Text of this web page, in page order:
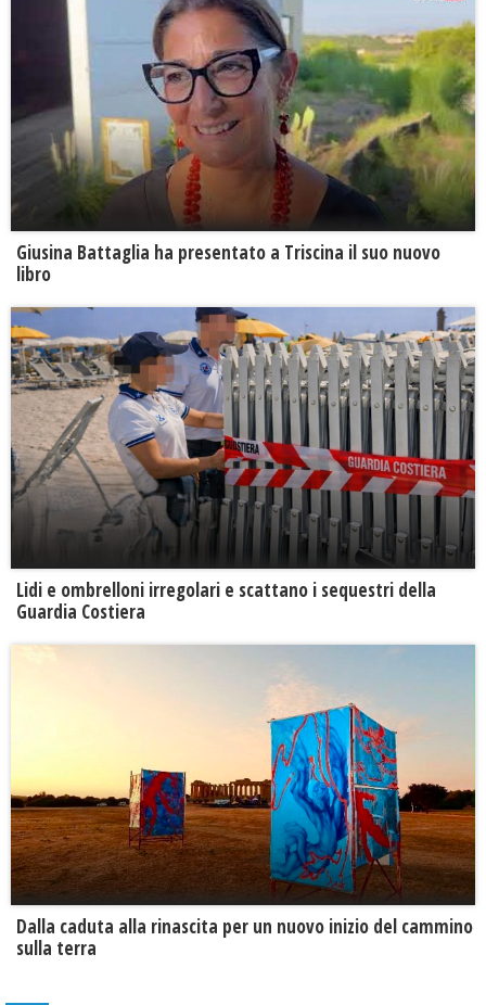
Giusina Battaglia ha presentato a Triscina il suo nuovo
libro
Lidi e ombrelloni irregolari e scattano i sequestri della
Guardia Costiera
Dalla caduta alla rinascita per un nuovo inizio del cammino
sulla terra